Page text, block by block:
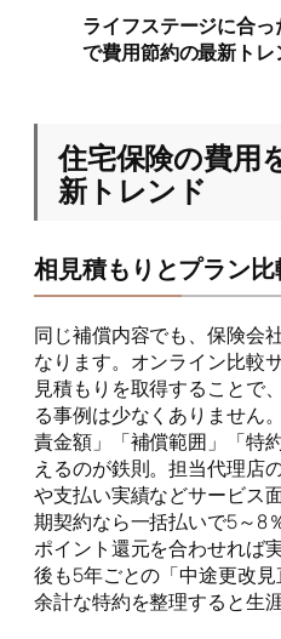
ライフステージに合
で費用節約の最新トレ
住宅保険の費用
新トレンド
相見積もりとプラン
同じ補償内容でも、保険会
なります。オンライン比較
見積もりを取得することで
る事例は少なくありません
責金額」「補償範囲」「特
えるのが鉄則。担当代理店
や支払い実績などサービス
期契約なら一括払いで5～8
ポイント還元を合わせれば
後も5年ごとの「中途更改見
余計な特約を整理すると生